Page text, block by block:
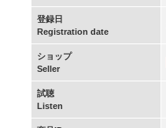
登録日
Registration date
ショップ
Seller
試聴
Listen